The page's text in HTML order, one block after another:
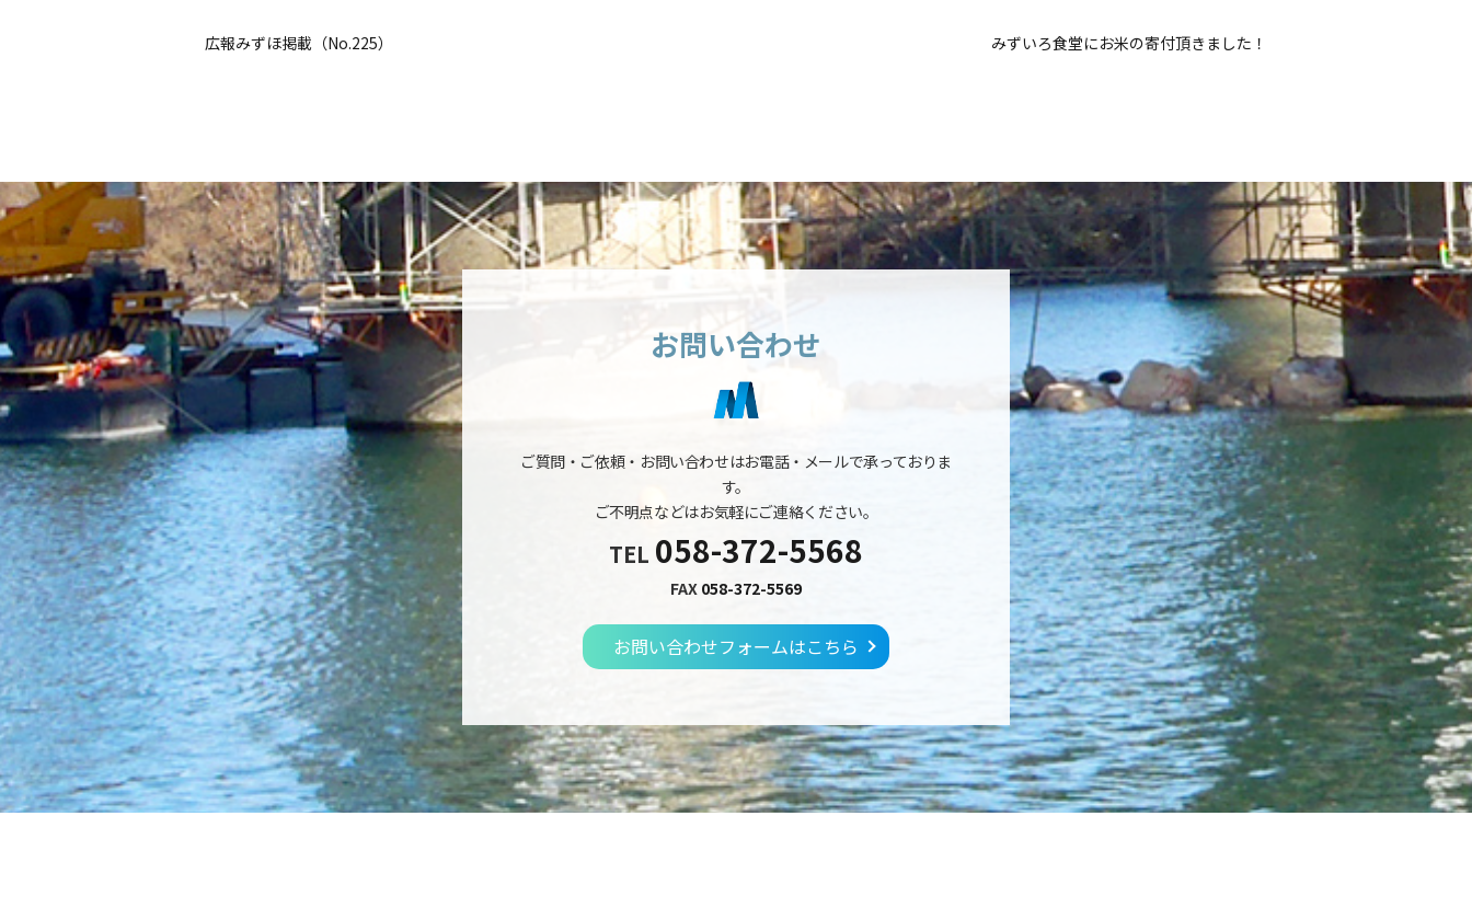
広報みずほ掲載（No.225） みずいろ食堂にお米の寄付頂きました！
お問い合わせ
ご質問・ご依頼・お問い合わせはお電話・メールで承っておりま
す。
ご不明点などはお気軽にご連絡ください。
TEL 058-372-5568
FAX 058-372-5569
お問い合わせフォームはこちら